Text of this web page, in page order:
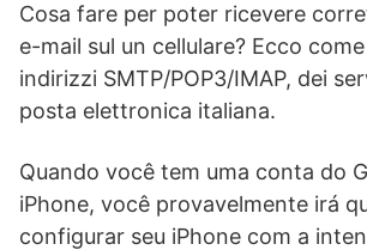
Cosa fare per poter ricevere
e-mail sul un cellulare? Ecco
indirizzi SMTP/POP3/IMAP, dei
posta elettronica italiana.
Quando você tem uma conta do
iPhone, você provavelmente irá
configurar seu iPhone com a